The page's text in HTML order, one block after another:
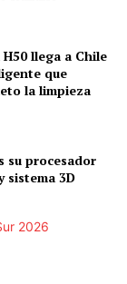
llega a Chile
que
la limpieza
su procesador
sistema 3D